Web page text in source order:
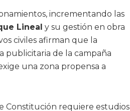
incrementando las
Lineal y su gestión en obra
civiles afirman que la
publicitaria de la campaña
una zona propensa a
Constitución requiere estudios